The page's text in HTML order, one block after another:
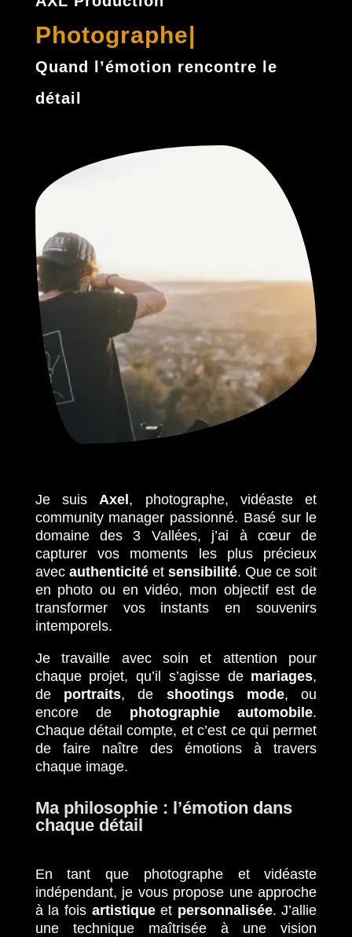
Photographe|
Quand l’émotion rencontre le
détail
Je suisAxel , photographe, vidéaste et
community manager passionné. Basé sur le
domaine des 3 Vallées, j’ai à cœur de
capturer vos moments les plus précieux
avec authenticitéetsensibilité. Que ce soit
en photo ou en vidéo, mon objectif est de
transformer vos instants en souvenirs
intemporels.
Je travaille avec soin et attention pour
chaque projet, qu’il s’agisse de mariages,
de portraits, de shootings mode, ou
encore de photographie automobile.
Chaque détail compte, et c’est ce qui permet
de faire naître des émotions à travers
chaque image.
Ma philosophie : l’émotion dans
chaque détail
En tant que photographe et vidéaste
indépendant, je vous propose une approche
à la fois artistiqueet personnalisée. J’allie
une technique maîtrisée à une vision